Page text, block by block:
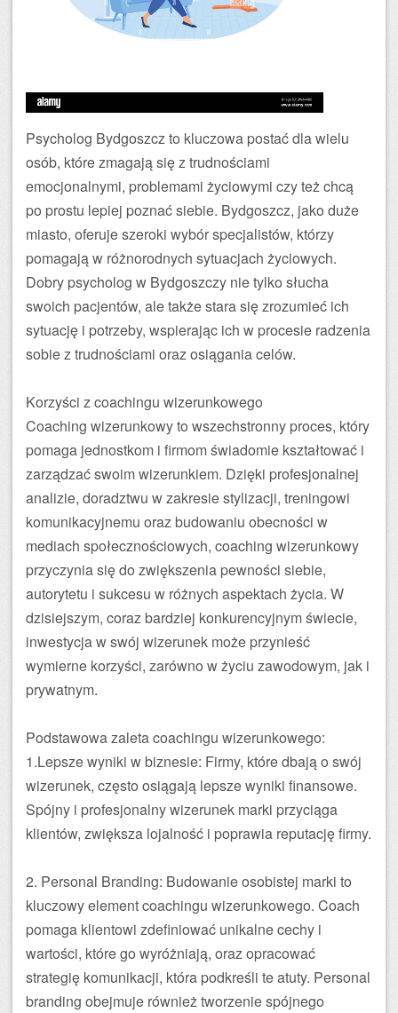
Psycholog Bydgoszcz to kluczowa postać dla wielu
osób, które zmagają się z trudnościami
emocjonalnymi, problemami życiowymi czy też chcą
po prostu lepiej poznać siebie. Bydgoszcz, jako duże
miasto, oferuje szeroki wybór specjalistów, którzy
pomagają w różnorodnych sytuacjach życiowych.
Dobry psycholog w Bydgoszczy nie tylko słucha
swoich pacjentów, ale także stara się zrozumieć ich
sytuację i potrzeby, wspierając ich w procesie radzenia
sobie z trudnościami oraz osiągania celów.
Korzyści z coachingu wizerunkowego
Coaching wizerunkowy to wszechstronny proces, który
pomaga jednostkom i firmom świadomie kształtować i
zarządzać swoim wizerunkiem. Dzięki profesjonalnej
analizie, doradztwu w zakresie stylizacji, treningowi
komunikacyjnemu oraz budowaniu obecności w
mediach społecznościowych, coaching wizerunkowy
przyczynia się do zwiększenia pewności siebie,
autorytetu i sukcesu w różnych aspektach życia. W
dzisiejszym, coraz bardziej konkurencyjnym świecie,
inwestycja w swój wizerunek może przynieść
wymierne korzyści, zarówno w życiu zawodowym, jak i
prywatnym.
Podstawowa zaleta coachingu wizerunkowego:
1.Lepsze wyniki w biznesie: Firmy, które dbają o swój
wizerunek, często osiągają lepsze wyniki finansowe.
Spójny i profesjonalny wizerunek marki przyciąga
klientów, zwiększa lojalność i poprawia reputację firmy.
2. Personal Branding: Budowanie osobistej marki to
kluczowy element coachingu wizerunkowego. Coach
pomaga klientowi zdefiniować unikalne cechy i
wartości, które go wyróżniają, oraz opracować
strategię komunikacji, która podkreśli te atuty. Personal
branding obejmuje również tworzenie spójnego